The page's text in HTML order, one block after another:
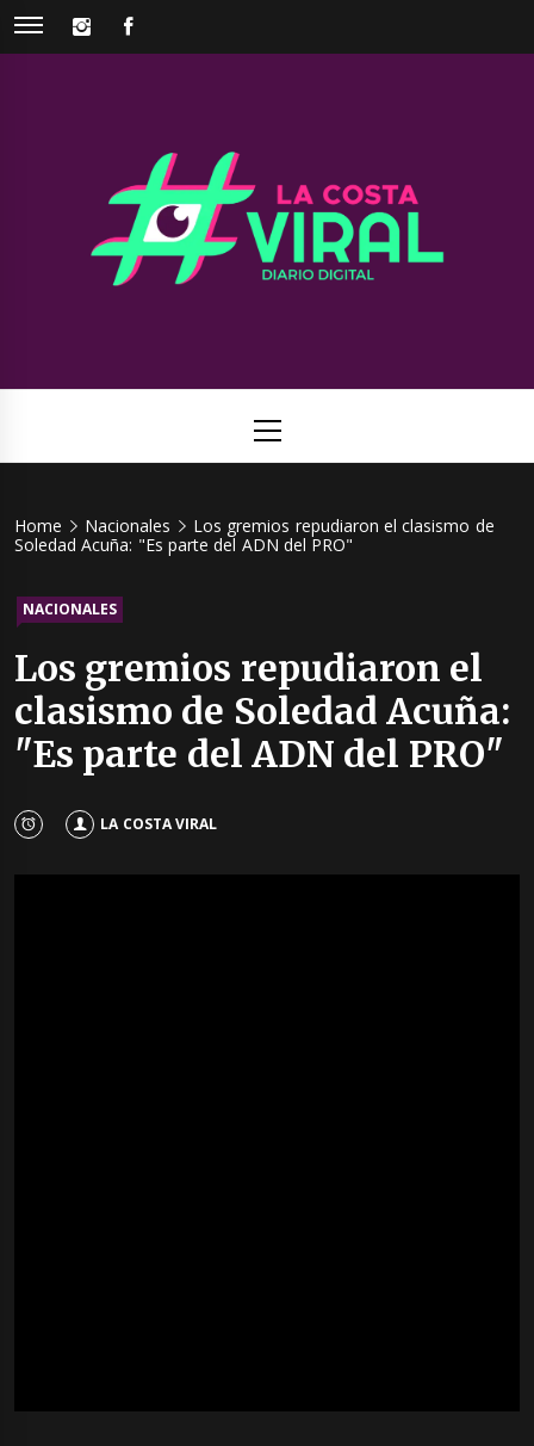
Skip
INSTAGRAM
Viral
Menu
Home Nacionales
Los gremios repudiaron el clasismo de
Soledad Acuña: "Es parte del ADN del PRO"
NACIONALES
Los gremios repudiaron el
clasismo de Soledad Acuña:
"Es parte del ADN del PRO"
LA COSTA VIRAL